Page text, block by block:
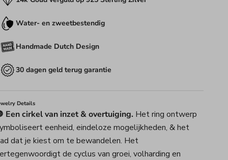
Water- en zweetbestendig
Handmade Dutch Design
30 dagen geld terug garantie
Details
Een cirkel van inzet & overtuiging. Het ring ontwerp
eenheid, eindeloze mogelijkheden, & het
dat je kiest om te bewandelen. Het
de cyclus van groei, volharding en